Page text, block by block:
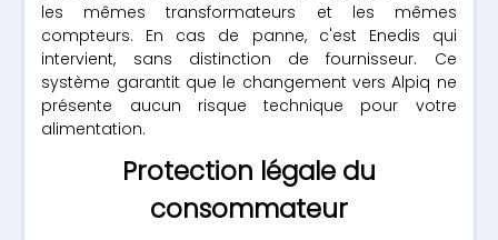
les mêmes transformateurs et les mêmes
compteurs. En cas de panne, c'est Enedis qui
intervient, sans distinction de fournisseur. Ce
système garantit que le changement vers Alpiq ne
présente aucun risque technique pour votre
alimentation.
Protection légale du
consommateur